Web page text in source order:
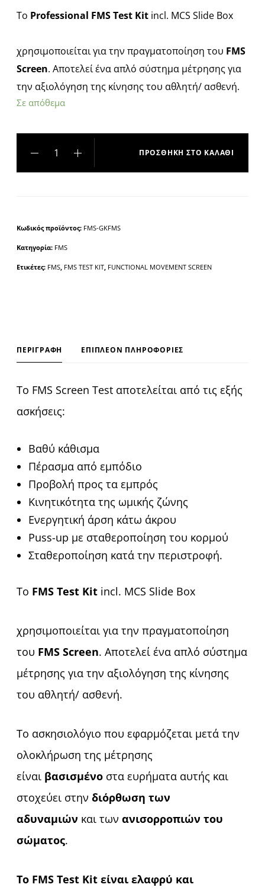
Το Professional FMS Test Kit incl. MCS Slide Box
χρησιμοποιείται για την πραγματοποίηση του FMS
Screen. Αποτελεί ένα απλό σύστημα μέτρησης για
την αξιολόγηση της κίνησης του αθλητή/ ασθενή.
Σε απόθεμα
ΠΡΟΣΘΉΚΗ ΣΤΟ ΚΑΛΆΘΙ
n
a
Κωδικός προϊόντος: FMS-GKFMS
Κατηγορία: FMS
Ετικέτες: FMS FMS TEST KIT FUNCTIONAL MOVEMENT SCREEN
ΠΕΡΙΓΡΑΦΉ ΕΠΙΠΛΈΟΝ ΠΛΗΡΟΦΟΡΊΕΣ
Το FMS Screen Test αποτελείται από τις εξής
ασκήσεις:
Βαθύ κάθισμα
Πέρασμα από εμπόδιο
Προβολή προς τα εμπρός
Κινητικότητα της ωμικής ζώνης
Ενεργητική άρση κάτω άκρου
Puss-up με σταθεροποίηση του κορμού
Σταθεροποίηση κατά την περιστροφή.
Το FMS Test Kit incl. MCS Slide Box
χρησιμοποιείται για την πραγματοποίηση
του FMS Screen. Αποτελεί ένα απλό σύστημα
μέτρησης για την αξιολόγηση της κίνησης
του αθλητή/ ασθενή.
Το ασκησιολόγιο που εφαρμόζεται μετά την
ολοκλήρωση της μέτρησης
είναι βασισμένο στα ευρήματα αυτής και
στοχεύει στην διόρθωση των
αδυναμιών και των ανισορροπιών του
σώματος.
Το FMS Test Kit είναι ελαφρύ και